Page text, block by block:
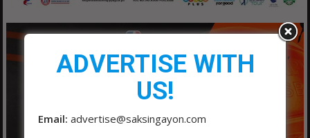
ADVERTISE WITH
US!
Email: advertise@saksingayon.com